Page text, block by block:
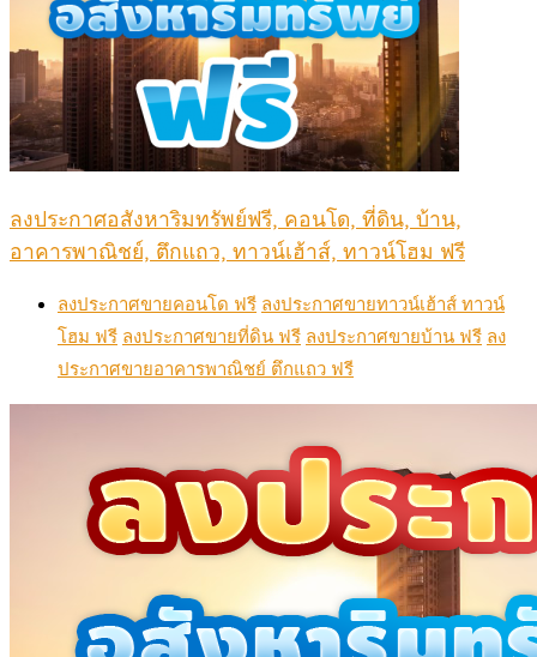
ลงประกาศอสังหาริมทรัพย์ฟรี, คอนโด, ที่ดิน, บ้าน,
อาคารพาณิชย์, ตึกแถว, ทาวน์เฮ้าส์, ทาวน์โฮม ฟรี
ลงประกาศขายคอนโด ฟรี ลงประกาศขายทาวน์เฮ้าส์ ทาวน์
โฮม ฟรี ลงประกาศขายที่ดิน ฟรี ลงประกาศขายบ้าน ฟรี ลง
ประกาศขายอาคารพาณิชย์ ตึกแถว ฟรี